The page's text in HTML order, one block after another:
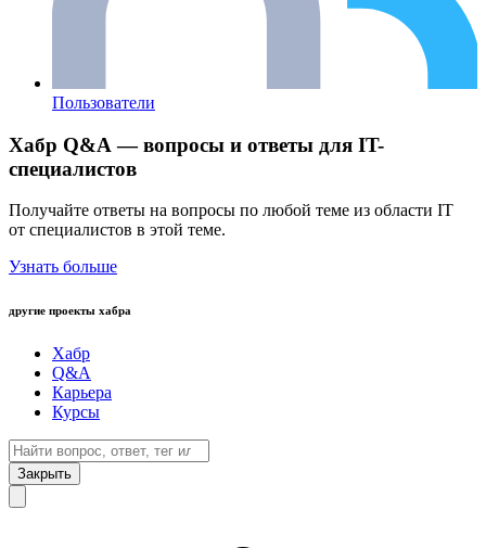
Пользователи
Хабр Q&A — вопросы и ответы для IT-
специалистов
Получайте ответы на вопросы по любой теме из области IT
от специалистов в этой теме.
Узнать больше
другие проекты хабра
Хабр
Q&A
Карьера
Курсы
Закрыть